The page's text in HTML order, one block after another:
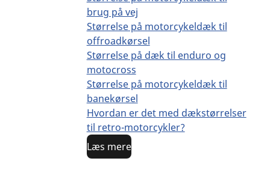
brug på vej
Størrelse på motorcykeldæk til
offroadkørsel
Størrelse på dæk til enduro og
motocross
Størrelse på motorcykeldæk til
banekørsel
Hvordan er det med dækstørrelser
til retro-motorcykler?
Læs mere